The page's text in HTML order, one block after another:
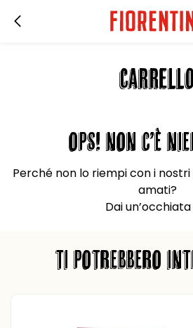
CARRELLO
OPS! NON C’È
Perché non lo riempi con i
amati?
Dai
TI POTREBBERO